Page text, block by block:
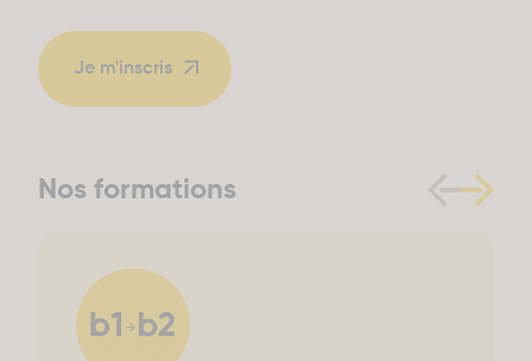
Nos formations